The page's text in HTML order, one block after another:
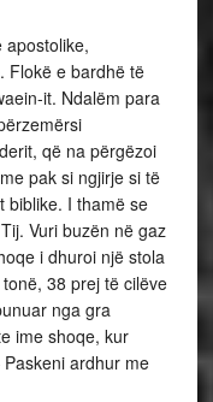
apostolike,
Flokë e bardhë të
it. Ndalëm para
që na përgëzoi
pak si ngjirje si të
biblike. I thamë se
Vuri buzën në gaz
i dhuroi një stola
38 prej të cilëve
nga gra
ime shoqe, kur
ardhur me